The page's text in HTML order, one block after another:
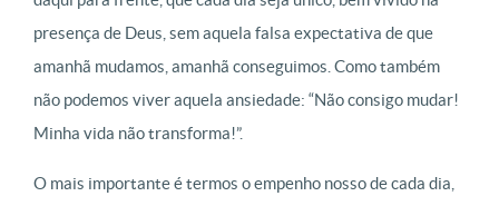
presença de Deus, sem aquela falsa expectativa de que
amanhã mudamos, amanhã conseguimos. Como também
não podemos viver aquela ansiedade: “Não consigo mudar!
Minha vida não transforma!”.
O mais importante é termos o empenho nosso de cada dia,